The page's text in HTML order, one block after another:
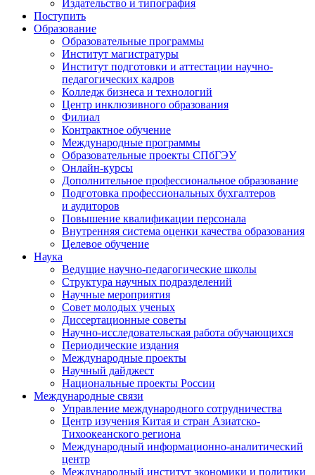
Издательство и типография
Поступить
Образование
Образовательные программы
Институт магистратуры
Институт подготовки и аттестации научно-
педагогических кадров
Колледж бизнеса и технологий
Центр инклюзивного образования
Филиал
Контрактное обучение
Международные программы
Образовательные проекты СПбГЭУ
Онлайн-курсы
Дополнительное профессиональное образование
Подготовка профессиональных бухгалтеров
и аудиторов
Повышение квалификации персонала
Внутренняя система оценки качества образования
Целевое обучение
Наука
Ведущие научно-педагогические школы
Структура научных подразделений
Научные мероприятия
Совет молодых ученых
Диссертационные советы
Научно-исследовательская работа обучающихся
Периодические издания
Международные проекты
Научный дайджест
Национальные проекты России
Международные связи
Управление международного сотрудничества
Центр изучения Китая и стран Азиатско-
Тихоокеанского региона
Международный информационно-аналитический
центр
Международный институт экономики и политики